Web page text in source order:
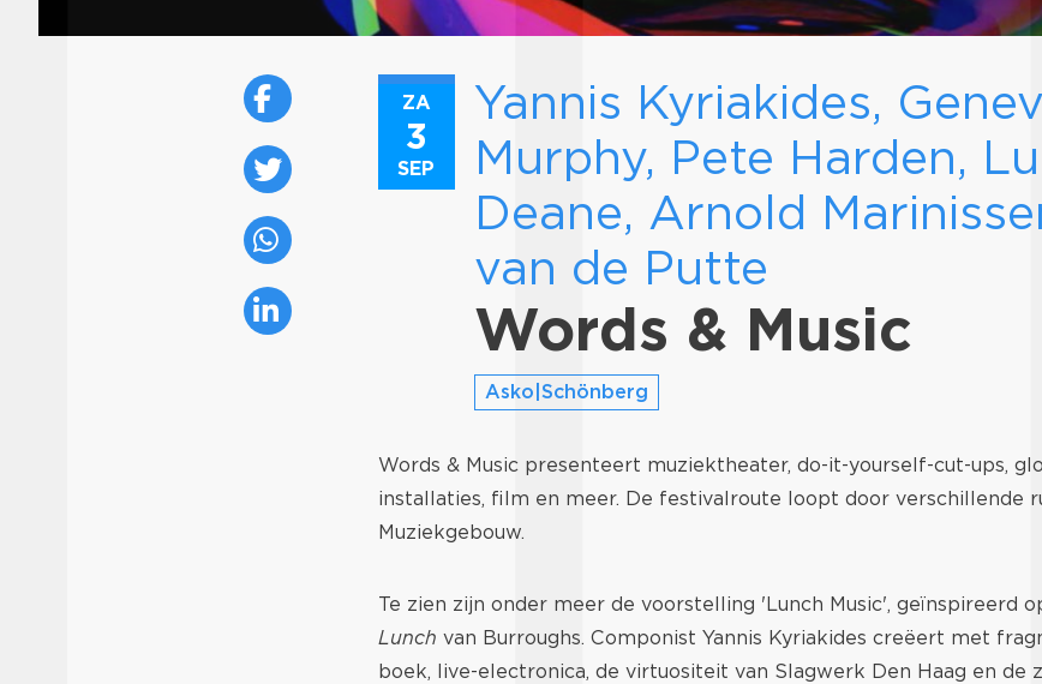
ZA
3
SEP
Yannis Kyriakides,
Murphy, Pete Harden,
Deane, Arnold
van de Putte
Words & Music
Asko|Schönberg
Words & Music presenteert muziektheater, do-it-yourself-cut-ups,
installaties, film en meer. De festivalroute loopt door verschillende
Muziekgebouw.
Te zien zijn onder meer de voorstelling 'Lunch Music', geïnspireerd
Lunch van Burroughs. Componist Yannis Kyriakides creëert met
boek, live-electronica, de virtuositeit van Slagwerk Den Haag en de